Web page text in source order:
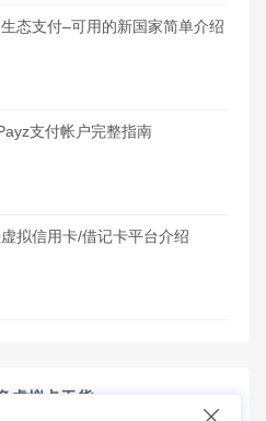
态支付–可用的新国家简单介绍
支付帐户完整指南
拟信用卡/借记卡平台介绍
虚拟卡干货
